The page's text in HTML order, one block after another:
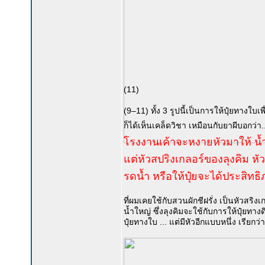
(11)
(9–11) ทั้ง 3 รูปนี้เป็นการให้ปุ๋ยทางใบ
ก็ได้เห็นเคล็ดวิชา เหมือนกับยาผีบอกว่
โรงงานเค้าจะหงายหัวมาให้
แต่หัวสปริงเกลอร์ของลุงคิม หั
รดน้ำ หรือให้ปุ๋ยจะได้ประสิท
ที่ผมเคยใช้กับสวนผักชีฝรั่ง เป็นหัวสริง
น้ำใหญ่ ซึ่งลุงคิมจะใช้กับการให้ปุ๋ยทาง
ปุ๋ยทางใบ ... แต่มีหัวอีกแบบหนึ่ง เรียก